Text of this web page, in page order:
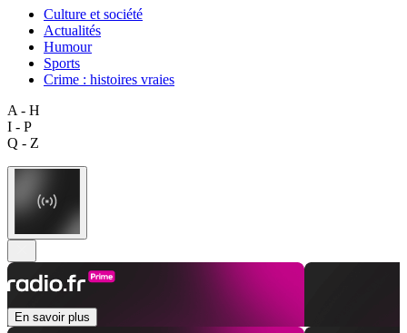
Culture et société
Actualités
Humour
Sports
Crime : histoires vraies
A - H
I - P
Q - Z
En savoir plus